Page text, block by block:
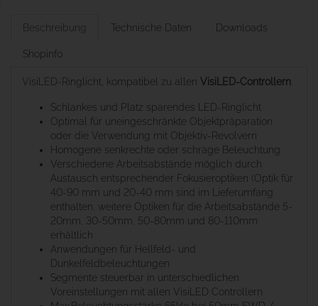
Beschreibung Technische Daten Downloads
Shopinfo
VisiLED-Ringlicht, kompatibel zu allen VisiLED-Controllern
Schlankes und Platz sparendes LED-Ringlicht
Optimal für uneingeschränkte Objektpräparation
oder die Verwendung mit Objektiv-Revolvern
Homogene senkrechte oder schräge Beleuchtung
Verschiedene Arbeitsabstände möglich durch
Austausch entsprechender Fokusieroptiken (Optik für
40-90 mm und 20-40 mm sind im Lieferumfang
enthalten, weitere Optiken für die Arbeitsabstände 5-
20mm, 30-50mm, 50-80mm und 80-110mm
erhältlich
Anwendungen für Hellfeld- und
Dunkelfeldbeleuchtungen
Segmente steuerbar in unterschiedlichen
Voreinstellungen mit allen VisiLED Controllern